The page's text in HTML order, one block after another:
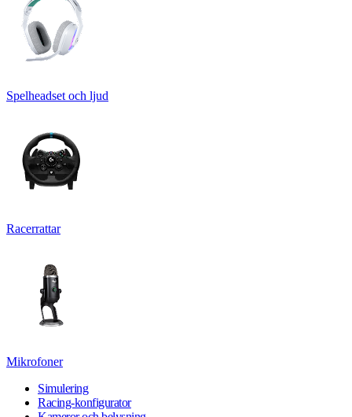
Spelheadset och ljud
Racerrattar
Mikrofoner
Simulering
Racing-konfigurator